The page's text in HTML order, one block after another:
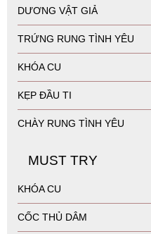
DƯƠNG VẬT GIẢ
TRỨNG RUNG TÌNH YÊU
KHÓA CU
KẸP ĐẦU TI
CHÀY RUNG TÌNH YÊU
MUST TRY
KHÓA CU
CỐC THỦ DÂM